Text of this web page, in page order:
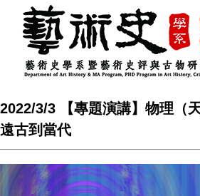
2022/3/3 【專題演講】物理（
遠古到當代